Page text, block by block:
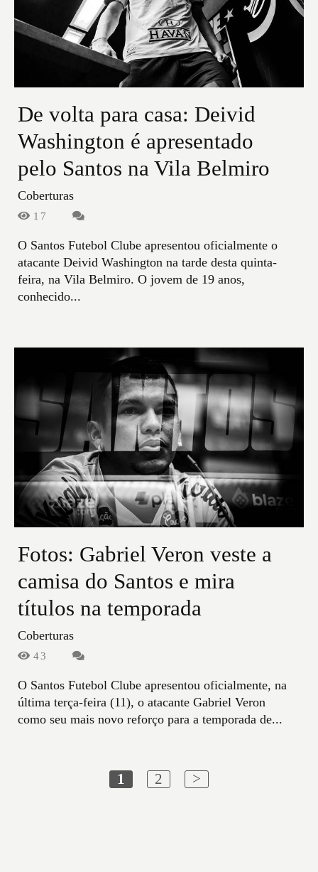
De volta para casa: Deivid
Washington é apresentado
pelo Santos na Vila Belmiro
Coberturas
17
O Santos Futebol Clube apresentou oficialmente o
atacante Deivid Washington na tarde desta quinta-
feira, na Vila Belmiro. O jovem de 19 anos,
conhecido...
Fotos: Gabriel Veron veste a
camisa do Santos e mira
títulos na temporada
Coberturas
43
O Santos Futebol Clube apresentou oficialmente, na
última terça-feira (11), o atacante Gabriel Veron
como seu mais novo reforço para a temporada de...
1 2 >